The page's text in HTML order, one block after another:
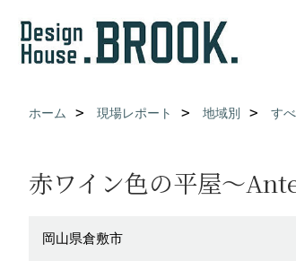
ホーム 現場レポート 地域別 す
赤ワイン色の平屋～
岡山県倉敷市